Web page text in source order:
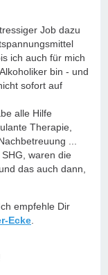
Job dazu
ich auch für mich
bin - und
sofort auf
alle Hilfe
Therapie,
...
waren die
das auch dann,
empfehle Dir
Ecke